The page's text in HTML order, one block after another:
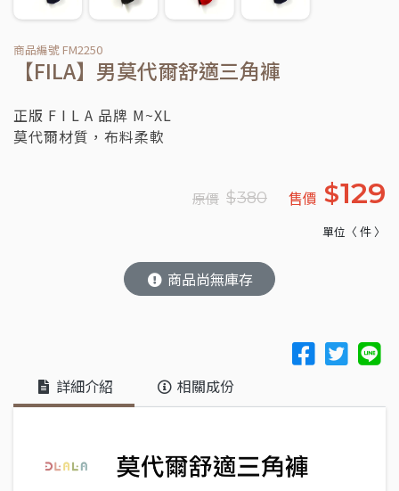
商品編號 FM2250
【FILA】男莫代爾舒適三角褲
正版 F I L A 品牌 M~XL
莫代爾材質，布料柔軟
原價 $380 售價 $129
單位〈 件 〉
商品尚無庫存
詳細介紹 相關成份